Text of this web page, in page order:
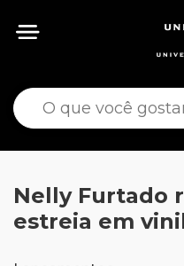
Nelly Furtado
estreia em